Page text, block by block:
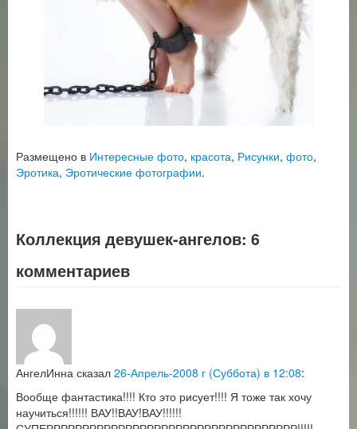
Размещено в Интересные фото, красота, Рисунки, фото,
Эротика, Эротические фотографии.
Коллекция девушек-ангелов: 6
комментариев
АнгелИнна сказал 26-Апрель-2008 г (Суббота) в 12:08:
Вообще фантастика!!!! Кто это рисует!!!! Я тоже так хочу
научиться!!!!!! ВАУ!!ВАУ!ВАУ!!!!!!